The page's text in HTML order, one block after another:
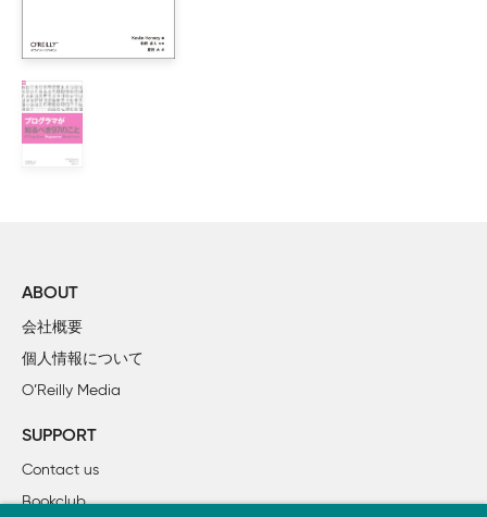
05　パフォーマンスの決め手はアーキテクチャー
06　要求仕様の本当の意味を探れ
    アイナー・ランドル
    マイケル・ナイガード
10　定量化を求めよ
11　500行の仕様書より1行のコード
    アリソン・ランダル
13　パフォーマンスの検討に早過ぎるということはない
    レベッカ・パーソンズ
ABOUT
会社概要
個人情報について
O’Reilly Media
SUPPORT
Contact us
Bookclub